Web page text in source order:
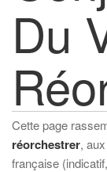
Du
Cette page
réorchestrer,
française